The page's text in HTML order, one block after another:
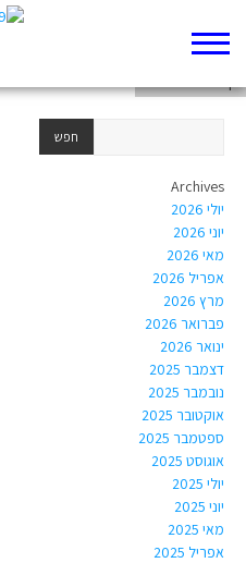
Archives
יולי 2026
יוני 2026
מאי 2026
אפריל 2026
מרץ 2026
פברואר 2026
ינואר 2026
דצמבר 2025
נובמבר 2025
אוקטובר 2025
ספטמבר 2025
אוגוסט 2025
יולי 2025
יוני 2025
מאי 2025
אפריל 2025